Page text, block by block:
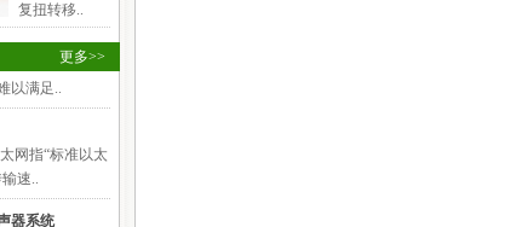
复扭转移..
更多>>
网
以满足..
网指“标准以太
输速..
音箱）的技术